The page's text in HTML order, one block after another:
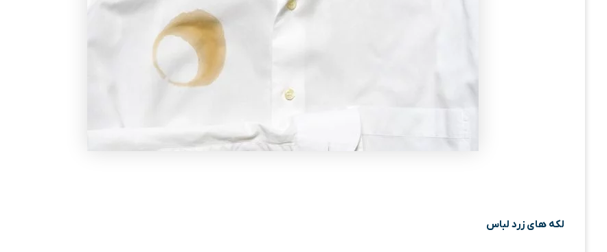
لکه های زرد لباس